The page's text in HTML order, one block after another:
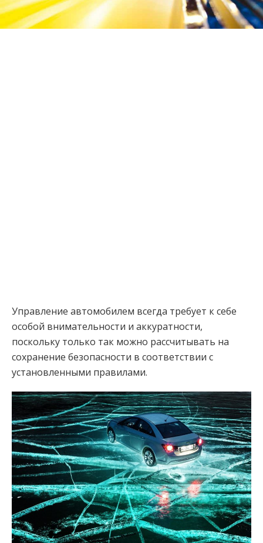
Управление автомобилем всегда требует к себе
особой внимательности и аккуратности,
поскольку только так можно рассчитывать на
сохранение безопасности в соответствии с
установленными правилами.